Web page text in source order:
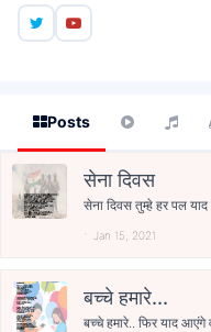
Posts
सेना दिवस
सेना दिवस तुम्हे हर पल याद
Jan 15, 2021
बच्चे हमारे...
बच्चे हमारे.. फिर याद आएंगे